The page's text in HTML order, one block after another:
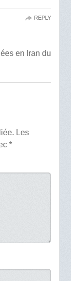
en Iran du
REPLY
Les
*